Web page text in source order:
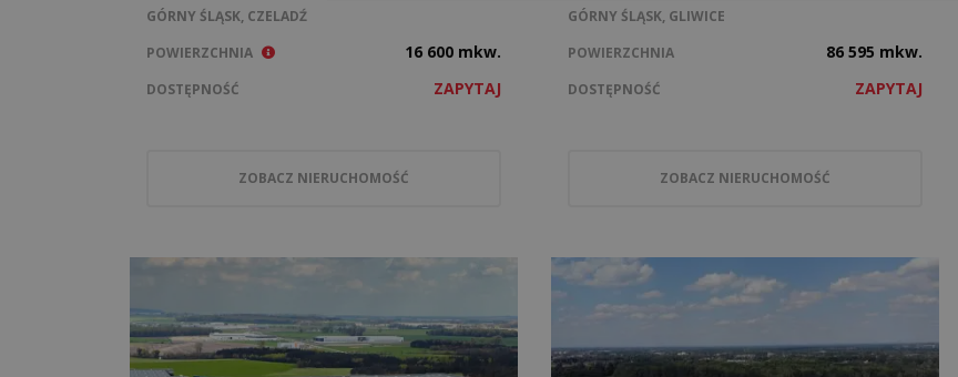
GÓRNY ŚLĄSK, CZELADŹ
POWIERZCHNIA
16 600 mkw.
DOSTĘPNOŚĆ ZAPYTAJ
ZOBACZ NIERUCHOMOŚĆ
GÓRNY ŚLĄSK, GLIWICE
POWIERZCHNIA
86 595 mkw.
DOSTĘPNOŚĆ ZAPYTAJ
ZOBACZ NIERUCHOMOŚĆ